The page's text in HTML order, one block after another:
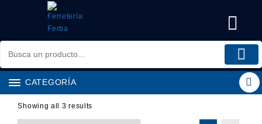
CATEGORÍA
Showing all 3 results